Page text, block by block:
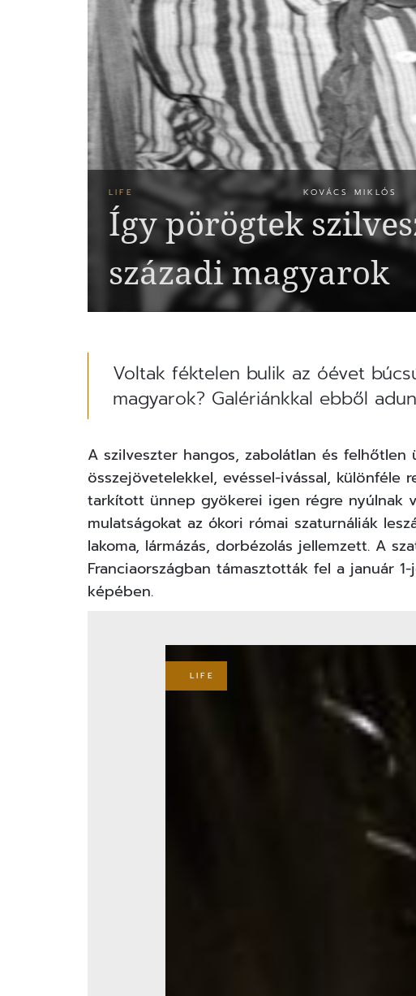
LIFE KOVÁCS MIKLÓS
Így pörögtek
századi magyarok
Voltak féktelen bulik az óévet
magyarok? Galériánkkal ebből
A szilveszter hangos, zabolátlan és felhőtlen
összejövetelekkel, evéssel-ivással, különféle
tarkított ünnep gyökerei igen régre nyúlnak
mulatságokat az ókori római szaturnáliák
lakoma, lármázás, dorbézolás jellemzett. A
Franciaországban támasztották fel a január
képében.
LIFE